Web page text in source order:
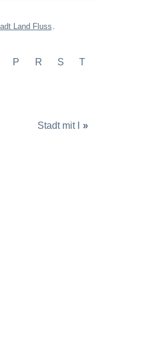
Land Fluss .
P R S T
Stadt mit I »